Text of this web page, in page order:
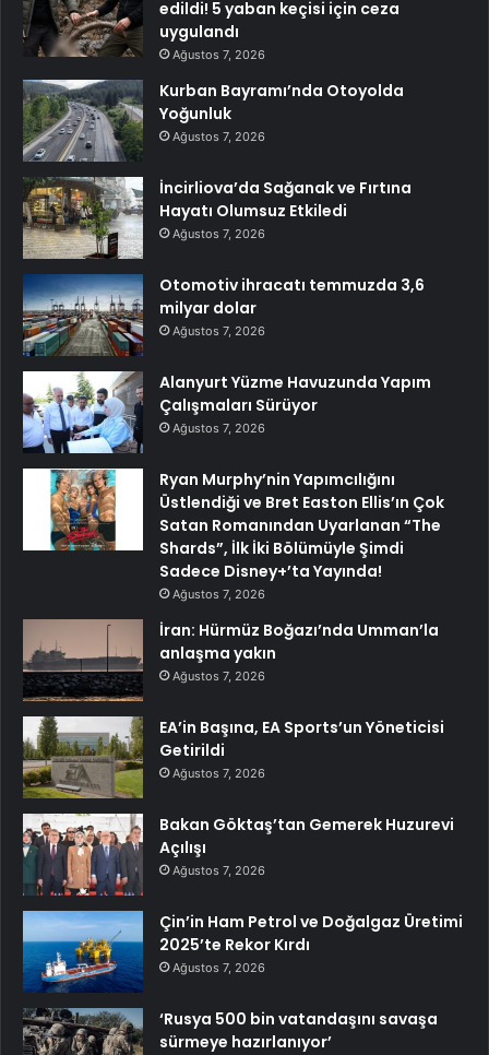
edildi! 5 yaban keçisi için ceza
uygulandı
Ağustos 7, 2026
Kurban Bayramı’nda Otoyolda
Yoğunluk
Ağustos 7, 2026
İncirliova’da Sağanak ve Fırtına
Hayatı Olumsuz Etkiledi
Ağustos 7, 2026
Otomotiv ihracatı temmuzda 3,6
milyar dolar
Ağustos 7, 2026
Alanyurt Yüzme Havuzunda Yapım
Çalışmaları Sürüyor
Ağustos 7, 2026
Ryan Murphy’nin Yapımcılığını
Üstlendiği ve Bret Easton Ellis’ın Çok
Satan Romanından Uyarlanan “The
Shards”, İlk İki Bölümüyle Şimdi
Sadece Disney+’ta Yayında!
Ağustos 7, 2026
İran: Hürmüz Boğazı’nda Umman’la
anlaşma yakın
Ağustos 7, 2026
EA’in Başına, EA Sports’un Yöneticisi
Getirildi
Ağustos 7, 2026
Bakan Göktaş’tan Gemerek Huzurevi
Açılışı
Ağustos 7, 2026
Çin’in Ham Petrol ve Doğalgaz Üretimi
2025’te Rekor Kırdı
Ağustos 7, 2026
‘Rusya 500 bin vatandaşını savaşa
sürmeye hazırlanıyor’